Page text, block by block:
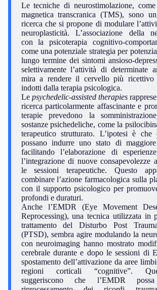
Le tecniche di neurostimolazione,
magnetica transcranica (TMS), sono
ricerca che si propone di modulare
neuroplasticità. L’associazione della
con la psicoterapia cognitivo-
come una potenziale strategia per
lungo termine dei sintomi ansioso-
selettivamente l’attività di determinate
mira a rendere il cervello più ricettivo
indotti dalla terapia psicologica.
Le psychedelic-assisted therapies
ricerca particolarmente affascinante e
terapie prevedono la
sostanze psichedeliche, come la
terapeutico strutturato. L’ipotesi è che
possano indurre uno stato di maggiore
facilitando l’elaborazione di
l’integrazione di nuove consapevolezze
le sessioni terapeutiche. Questo
combinare l’azione farmacologica sulla
con il supporto psicologico per
profondi e duraturi.
Anche l’EMDR (Eye Movement
Reprocessing), una tecnica utilizzata in
trattamento del Disturbo Post
(PTSD), sembra agire modulando la
con neuroimaging hanno mostrato
cerebrale durante e dopo le sessioni di
spostamento dell’attivazione da aree
regioni corticali “cognitive”.
suggeriscono che l’EMDR